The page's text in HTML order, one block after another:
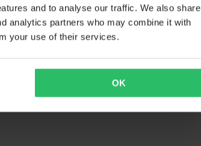
and to analyse our traffic. We also share
analytics partners who may combine it with
your use of their services.
OK